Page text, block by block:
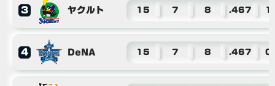
3 ヤクルト 15 7 8 .467
4 DeNA 15 7 8 .467